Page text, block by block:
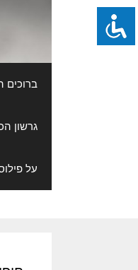
ברוכים
גרשון
על